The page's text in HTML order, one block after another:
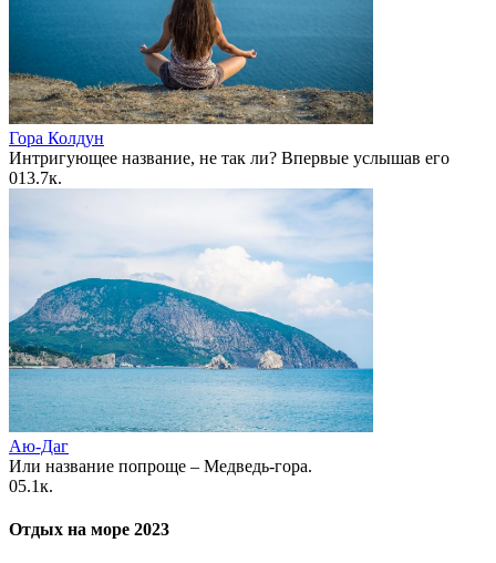
Гора Колдун
Интригующее название, не так ли? Впервые услышав его
013.7к.
Аю-Даг
Или название попроще – Медведь-гора.
05.1к.
Отдых на море 2023